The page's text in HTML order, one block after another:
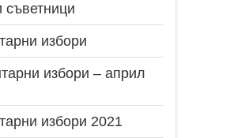
избори
избори – април
избори 2021